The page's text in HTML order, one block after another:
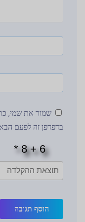
שמור את שמי,
בדפדפן זה לפעם
הוסף תגובה